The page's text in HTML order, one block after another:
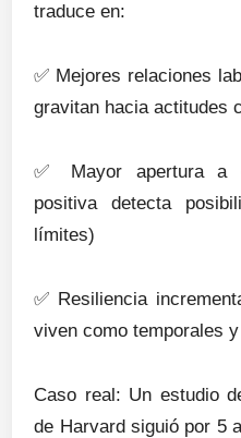
traduce en:
✅ Mejores relaciones
gravitan hacia actitudes
✅ Mayor apertura a
positiva detecta
límites)
✅ Resiliencia
viven como temporales
Caso real: Un estudio
de Harvard siguió por 5